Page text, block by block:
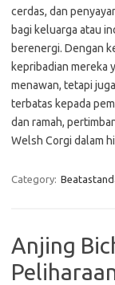
cerdas, dan
bagi keluarga atau
berenergi. Dengan
kepribadian mereka
menawan, tetapi
terbatas kepada
dan ramah,
Welsh Corgi dalam
Category:
Anjing